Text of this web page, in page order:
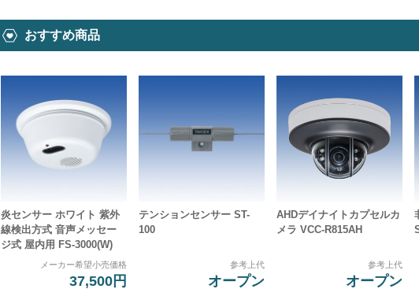
おすすめ商品
炎センサー ホワイト 紫外
線検出方式 音声メッセー
ジ式 屋内用 FS-3000(W)
メーカー希望小売価格
37,500円
テンションセンサー ST-
100
参考上代
オープン
AHDデイナイトカプセルカ
メラ VCC-R815AH
参考上代
オープン